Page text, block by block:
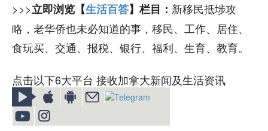
>>>立即浏览【生活百答】栏目： 新移民抵埗攻
略，老华侨也未必知道的事，移民、工作、居住、
食玩买、交通、报税、银行、福利、生育、教育。
点击以下6大平台 接收加拿大新闻及生活资讯